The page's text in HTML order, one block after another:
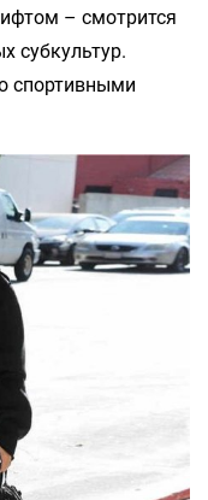
– смотрится
субкультур.
спортивными